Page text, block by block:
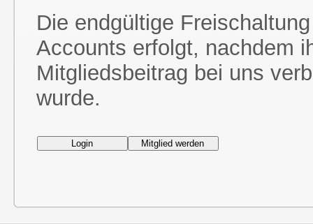
Die endgültige
Accounts erfolgt, nachdem
Mitgliedsbeitrag bei uns
wurde.